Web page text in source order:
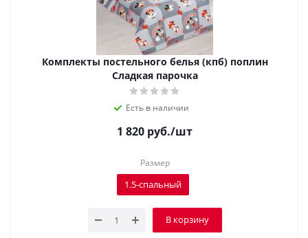
Комплекты постельного белья (кпб) поплин
Сладкая парочка
Есть в наличии
1 820 руб./шт
Размер
1.5-спальный
В корзину